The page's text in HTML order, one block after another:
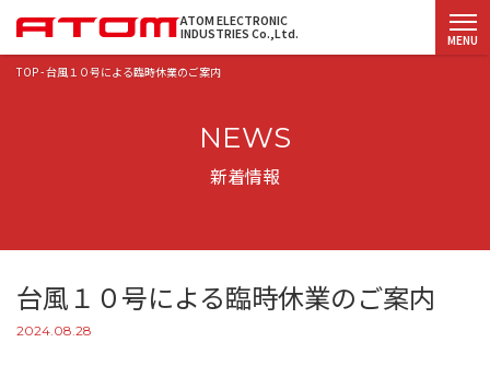
ATOM ELECTRONIC
INDUSTRIES Co.,Ltd.
MENU
NEWS
新着情報
TOP-台風１０号による臨時休業のご案内
台風１０号による臨時休業のご案内
2024.08.28